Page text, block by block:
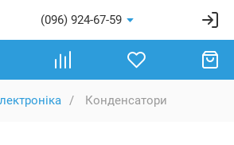
(096) 924-67-59
Конденсатори